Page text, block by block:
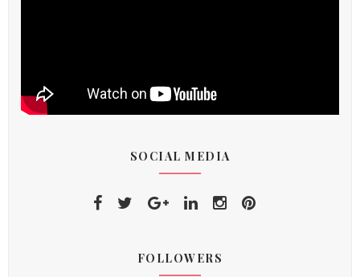
SOCIAL MEDIA
FOLLOWERS